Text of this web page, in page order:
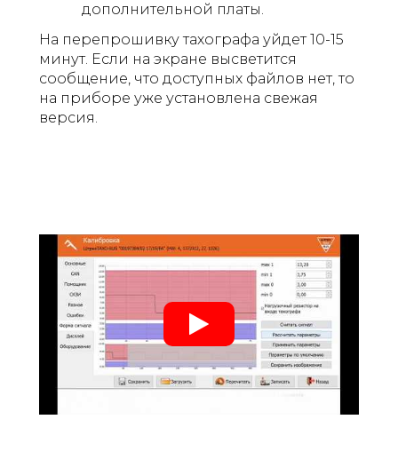
дополнительной платы.
На перепрошивку тахографа уйдет 10-15
минут. Если на экране высветится
сообщение, что доступных файлов нет, то
на приборе уже установлена свежая
версия.